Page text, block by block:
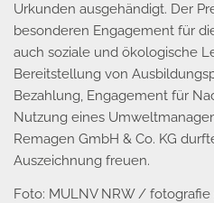
Urkunden ausgehändigt. Der
besonderen Engagement für
auch soziale und ökologische
Bereitstellung von
Bezahlung, Engagement für
Nutzung eines
Remagen GmbH & Co. KG
Auszeichnung freuen.
Foto: MULNV NRW / fotografie